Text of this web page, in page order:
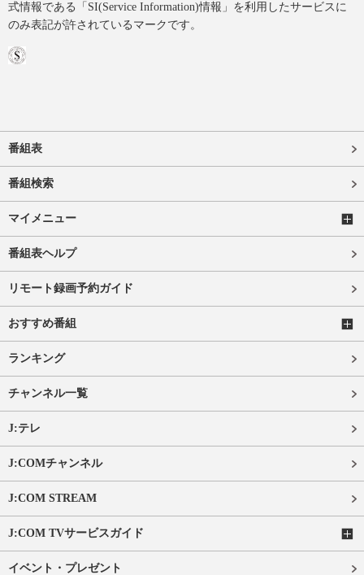
式情報である「SI(Service Information)情報」を利用したサービスに
のみ表記が許されているマークです。
番組表
番組検索
マイメニュー
番組表ヘルプ
リモート録画予約ガイド
おすすめ番組
ランキング
チャンネル一覧
J:テレ
J:COMチャンネル
J:COM STREAM
J:COM TVサービスガイド
イベント・プレゼント